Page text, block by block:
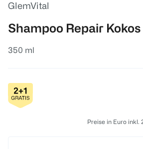
GlemVital
Shampoo Repair Kokos
350 ml
Preise in Euro inkl.